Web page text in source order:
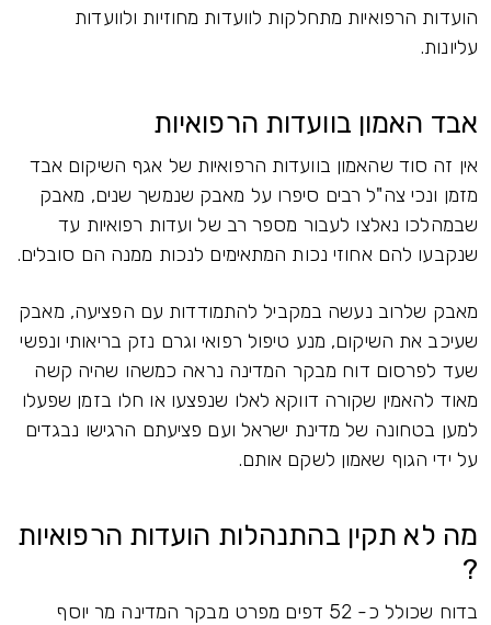
הועדות הרפואיות מתחלקות לוועדות מחוזיות ולוועדות
עליונות.
אבד האמון בוועדות הרפואיות
אין זה סוד שהאמון בוועדות הרפואיות של אגף השיקום אבד
מזמן ונכי צה"ל רבים סיפרו על מאבק שנמשך שנים, מאבק
שבמהלכו נאלצו לעבור מספר רב של ועדות רפואיות עד
שנקבעו להם אחוזי נכות המתאימים לנכות ממנה הם סובלים.
מאבק שלרוב נעשה במקביל להתמודדות עם הפציעה, מאבק
שעיכב את השיקום, מנע טיפול רפואי וגרם נזק בריאותי ונפשי
שעד לפרסום דוח מבקר המדינה נראה כמשהו שהיה קשה
מאוד להאמין שקורה דווקא לאלו שנפצעו או חלו בזמן שפעלו
למען בטחונה של מדינת ישראל ועם פציעתם הרגישו נבגדים
על ידי הגוף שאמון לשקם אותם.
מה לא תקין בהתנהלות הועדות הרפואיות
?
בדוח שכולל כ- 52 דפים מפרט מבקר המדינה מר יוסף